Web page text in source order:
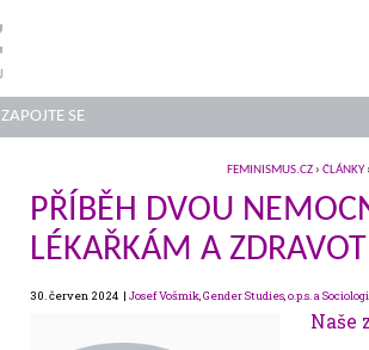
ZAPOJTE SE
FEMINISMUS.CZ › ČLÁNKY
PŘÍBĚH DVOU
LÉKAŘKÁM A
30. červen 2024 | Josef Vošmik, Gender Studies, o.p.s. a
Naše